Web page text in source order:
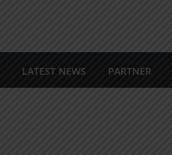
LATEST NEWS PARTNER